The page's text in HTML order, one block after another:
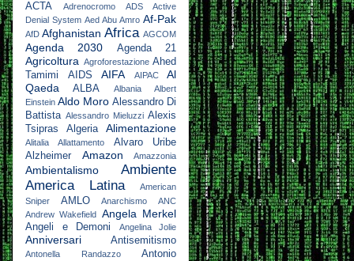
ACTA Adrenocromo
ADS Active
Denial System Aed Abu Amro Af-Pak
AfD Afghanistan Africa AGCOM
Agenda 2030 Agenda 21
Agricoltura Agroforestazione Ahed
Tamimi
AIDS AIFA AIPAC
Al
Qaeda
ALBA Albania
Albert
Einstein Aldo Moro Alessandro Di
Battista Alessandro Mieluzzi Alexis
Tsipras
Algeria Alimentazione
Alitalia Allattamento
Alvaro Uribe
Alzheimer
Amazon Amazzonia
Ambientalismo
Ambiente
America Latina
American
Sniper
AMLO Anarchismo
ANC
Andrew Wakefield Angela Merkel
Angeli e Demoni Angelina Jolie
Anniversari Antisemitismo
Antonella Randazzo
Antonio